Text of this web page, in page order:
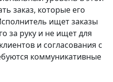
заказ, которые его
ищет заказы
за руку и не ищет для
и согласования с
коммуникативные